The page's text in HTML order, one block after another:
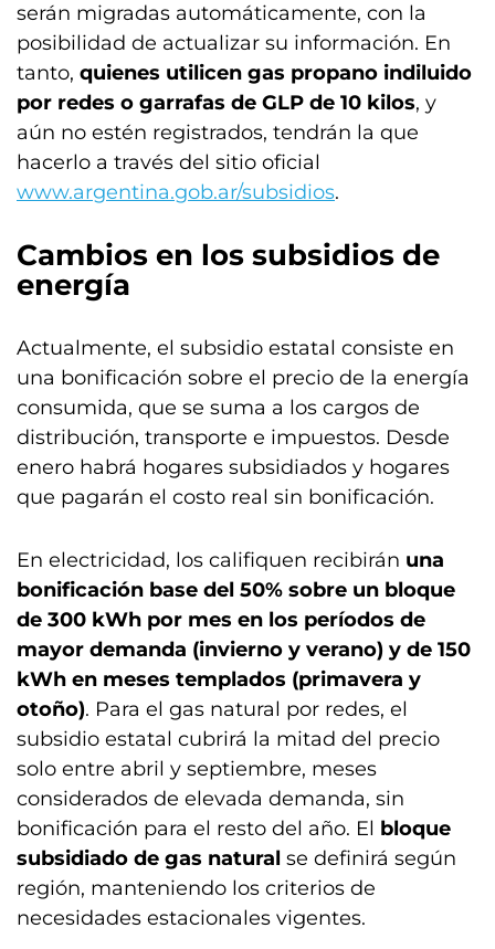
serán migradas automáticamente, con la
posibilidad de actualizar su información. En
tanto, quienes utilicen gas propano indiluido
por redes o garrafas de GLP de 10 kilos, y
aún no estén registrados, tendrán la que
hacerlo a través del sitio oficial
www.argentina.gob.ar/subsidios.
Cambios en los subsidios de
energía
Actualmente, el subsidio estatal consiste en
una bonificación sobre el precio de la energía
consumida, que se suma a los cargos de
distribución, transporte e impuestos. Desde
enero habrá hogares subsidiados y hogares
que pagarán el costo real sin bonificación.
En electricidad, los califiquen recibirán una
bonificación base del 50% sobre un bloque
de 300 kWh por mes en los períodos de
mayor demanda (invierno y verano) y de 150
kWh en meses templados (primavera y
otoño). Para el gas natural por redes, el
subsidio estatal cubrirá la mitad del precio
solo entre abril y septiembre, meses
considerados de elevada demanda, sin
bonificación para el resto del año. El bloque
subsidiado de gas natural se definirá según
región, manteniendo los criterios de
necesidades estacionales vigentes.